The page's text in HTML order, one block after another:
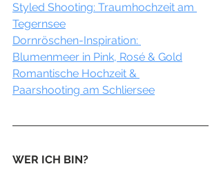
Styled Shooting: Traumhochzeit am
Tegernsee
Dornröschen-Inspiration:
Blumenmeer in Pink, Rosé & Gold
Romantische Hochzeit &
Paarshooting am Schliersee
WER ICH BIN?